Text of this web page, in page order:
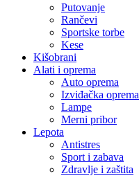
Putovanje
Rančevi
Sportske torbe
Kese
Kišobrani
Alati i oprema
Auto oprema
Izviđačka oprema
Lampe
Merni pribor
Lepota
Antistres
Sport i zabava
Zdravlje i zaštita